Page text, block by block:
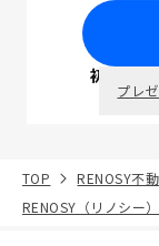
初回面談
プレ
TOP RENOSY不
RENOSY（リノシー